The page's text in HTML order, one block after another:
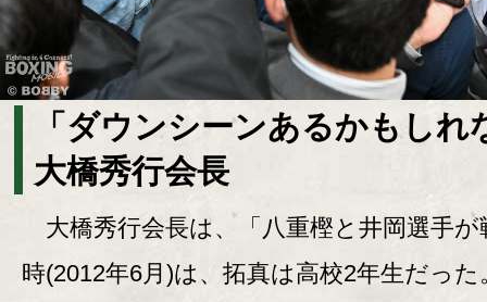
「ダウンシーンあるかもしれ
大橋秀行会長
大橋秀行会長は、「八重樫と井岡選手が
時(2012年6月)は、拓真は高校2年生だっ